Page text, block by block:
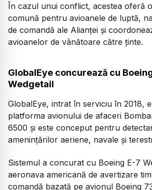
În cazul unui conflict, acestea oferă
comună pentru avioanele de luptă,
de comandă ale Alianței și
avioanelor de vânătoare către ținte.
GlobalEye concurează cu
Wedgetail
GlobalEye, intrat în serviciu în 2018,
platforma avionului de afaceri
6500 și este conceput pentru
amenințărilor aeriene, navale și
Sistemul a concurat cu Boeing E-7
aeronava americană de avertizare
comandă bazată pe avionul Boeing